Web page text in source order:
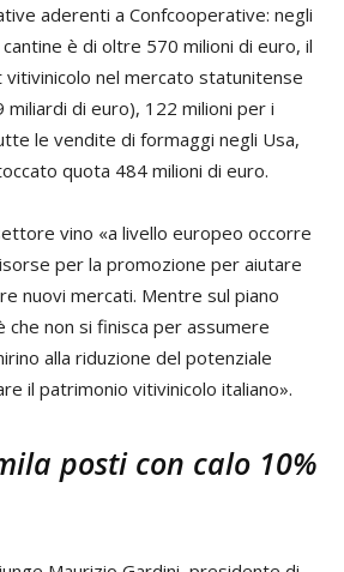
aderenti a Confcooperative: negli
è di oltre 570 milioni di euro, il
nel mercato statunitense
di euro), 122 milioni per i
le vendite di formaggi negli Usa,
quota 484 milioni di euro.
vino «a livello europeo occorre
per la promozione per aiutare
nuovi mercati. Mentre sul piano
che non si finisca per assumere
alla riduzione del potenziale
il patrimonio vitivinicolo italiano».
posti con calo 10%